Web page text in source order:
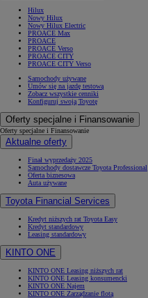
Hilux
Nowy Hilux
Nowy Hilux Electric
PROACE Max
PROACE
PROACE Verso
PROACE CITY
PROACE CITY Verso
Samochody używane
Umów się na jazdę testową
Zobacz wszystkie cenniki
Konfiguruj swoją Toyotę
Oferty specjalne i Finansowanie
Oferty specjalne i Finansowanie
Aktualne oferty
Finał wyprzedaży 2025
Samochody dostawcze Toyota Professional
Oferta biznesowa
Auta używane
Toyota Financial Services
Kredyt niższych rat Toyota Easy
Kredyt standardowy
Leasing standardowy
KINTO ONE
KINTO ONE Leasing niższych rat
KINTO ONE Leasing konsumencki
KINTO ONE Najem
KINTO ONE Zarządzanie flotą